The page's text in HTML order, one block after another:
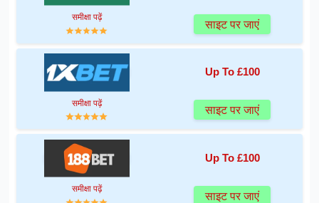
समीक्षा पढ़ें
साइट पर जाएं
Up To £100
समीक्षा पढ़ें
साइट पर जाएं
Up To £100
समीक्षा पढ़ें
साइट पर जाएं